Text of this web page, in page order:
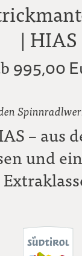
| HIAS
995,00
– aus
und